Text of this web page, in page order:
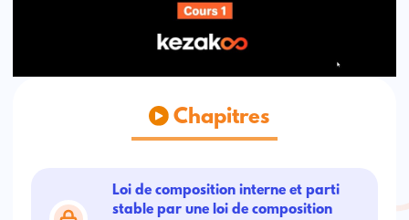
Chapitres
Loi de composition interne et parti
stable par une loi de composition